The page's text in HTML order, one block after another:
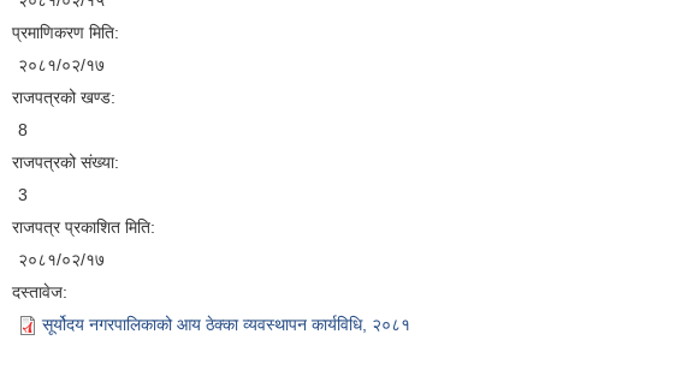
प्रमाणिकरण मिति:
२०८१/०२/१७
राजपत्रको खण्ड:
8
राजपत्रको संख्या:
3
राजपत्र प्रकाशित मिति:
२०८१/०२/१७
दस्तावेज:
सूर्योदय नगरपालिकाको आय ठेक्का व्यवस्थापन कार्यविधि, २०८१